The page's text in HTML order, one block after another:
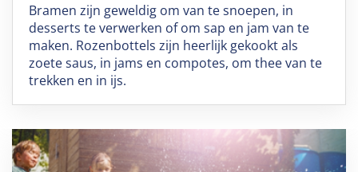
Bramen zijn geweldig om van te snoepen, in
desserts te verwerken of om sap en jam van te
maken. Rozenbottels zijn heerlijk gekookt als
zoete saus, in jams en compotes, om thee van te
trekken en in ijs.